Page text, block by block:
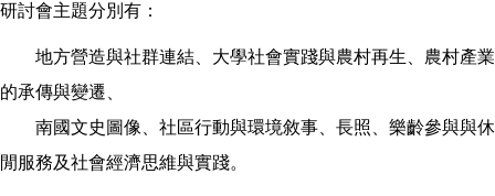
研討會主題分別有：
地方營造與社群連結、大學社會實踐與農村再生、農村產業
的承傳與變遷、
南國文史圖像、社區行動與環境敘事、長照、樂齡參與與休
閒服務及社會經濟思維與實踐。